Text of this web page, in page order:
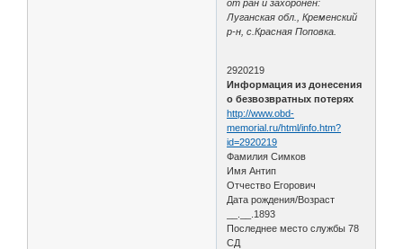
от ран и захоронен:
Луганская обл., Кременский
р-н, с.Красная Поповка.
2920219
Информация из донесения
о безвозвратных потерях
http://www.obd-
memorial.ru/html/info.htm?
id=2920219
Фамилия Симков
Имя Антип
Отчество Егорович
Дата рождения/Возраст
__.__.1893
Последнее место службы 78
СД